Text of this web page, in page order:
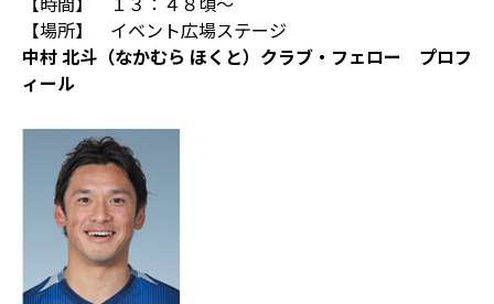
【場所】 イベント広場ステージ
中村 北斗（なかむら ほくと）クラブ・フェロー プロフ
ィール